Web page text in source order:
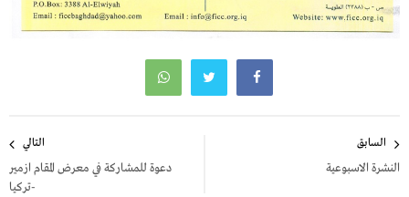
المقالات
السابق
النشرة الاسبوعية
التالي
دعوة للمشاركة في معرض المقام ازمير
-تركيا